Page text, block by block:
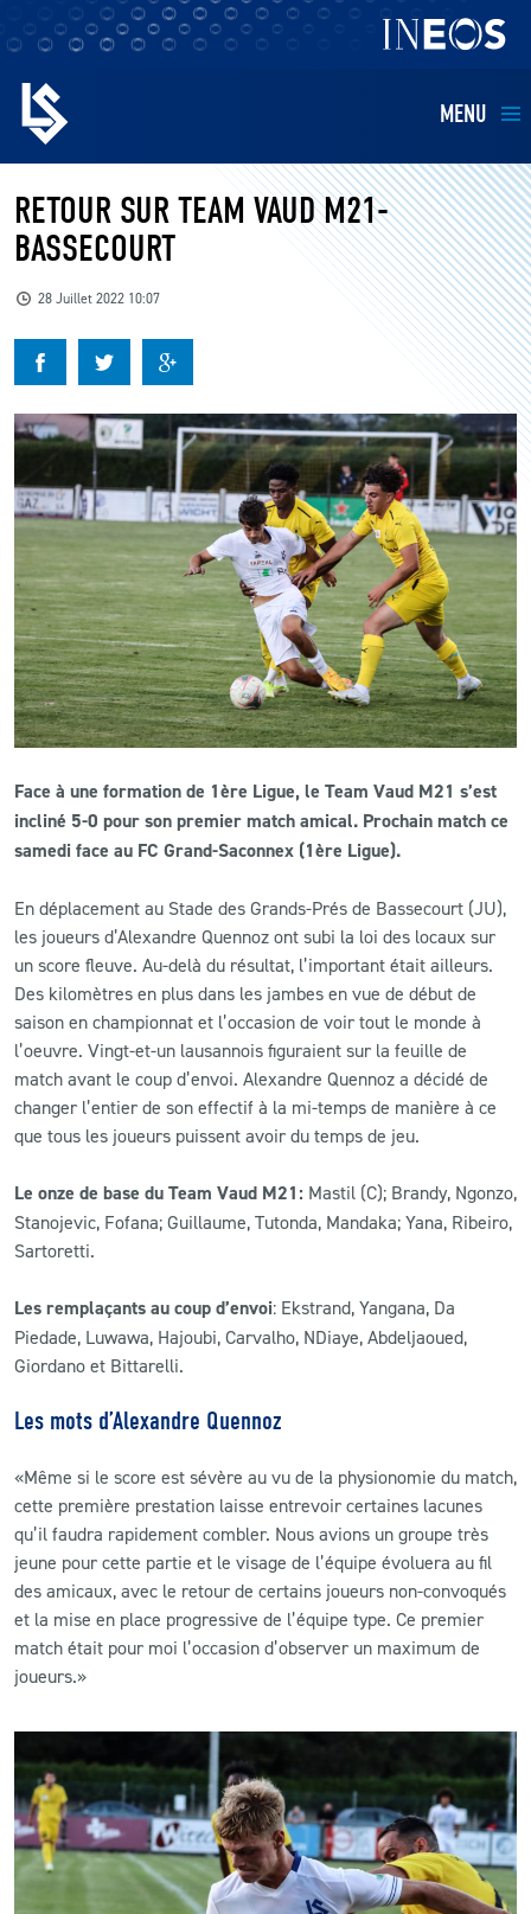
MENU
EQUIPES
BILLETTERIE
KIDS
BUSINESS
RESTAURATION
CLUB
CONTACT
ACTUALITÉS
LS ACADEMY CAMPS
MATCH DES CELEBRITES
PRESSE ET MEDIAS
RETOUR SUR TEAM VAUD M21-
BASSECOURT
28 Juillet 2022 10:07
Face à une formation de 1ère Ligue, le Team Vaud M21 s’est
incliné 5-0 pour son premier match amical. Prochain match ce
samedi face au FC Grand-Saconnex (1ère Ligue).
En déplacement au Stade des Grands-Prés de Bassecourt (JU),
les joueurs d’Alexandre Quennoz ont subi la loi des locaux sur
un score fleuve. Au-delà du résultat, l’important était ailleurs.
Des kilomètres en plus dans les jambes en vue de début de
saison en championnat et l’occasion de voir tout le monde à
l’oeuvre. Vingt-et-un lausannois figuraient sur la feuille de
match avant le coup d’envoi. Alexandre Quennoz a décidé de
changer l’entier de son effectif à la mi-temps de manière à ce
que tous les joueurs puissent avoir du temps de jeu.
Le onze de base du Team Vaud M21: Mastil (C); Brandy, Ngonzo,
Stanojevic, Fofana; Guillaume, Tutonda, Mandaka; Yana, Ribeiro,
Sartoretti.
Les remplaçants au coup d’envoi: Ekstrand, Yangana, Da
Piedade, Luwawa, Hajoubi, Carvalho, NDiaye, Abdeljaoued,
Giordano et Bittarelli.
Les mots d’Alexandre Quennoz
«Même si le score est sévère au vu de la physionomie du match,
cette première prestation laisse entrevoir certaines lacunes
qu’il faudra rapidement combler. Nous avions un groupe très
jeune pour cette partie et le visage de l’équipe évoluera au fil
des amicaux, avec le retour de certains joueurs non-convoqués
et la mise en place progressive de l’équipe type. Ce premier
match était pour moi l’occasion d’observer un maximum de
joueurs.»